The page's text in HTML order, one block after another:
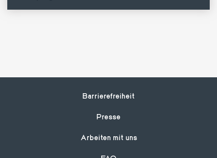
Footer
Barrierefreiheit
Presse
Arbeiten mit uns